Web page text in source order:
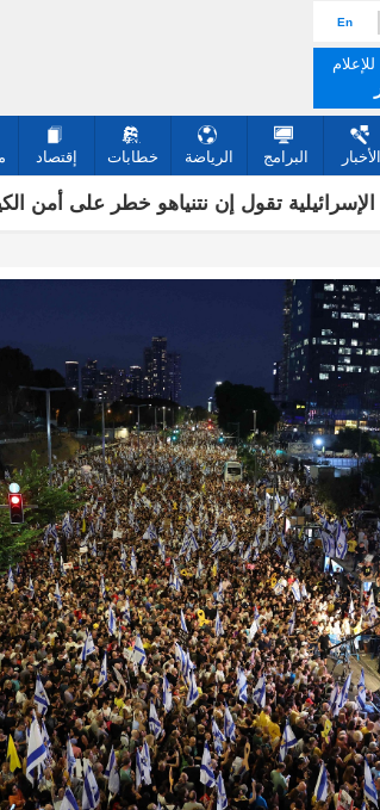
En
الأخبار البرامج الرياضة خطابات إقتصاد
الإسرائيلية تقول إن نتنياهو خطر على أمن